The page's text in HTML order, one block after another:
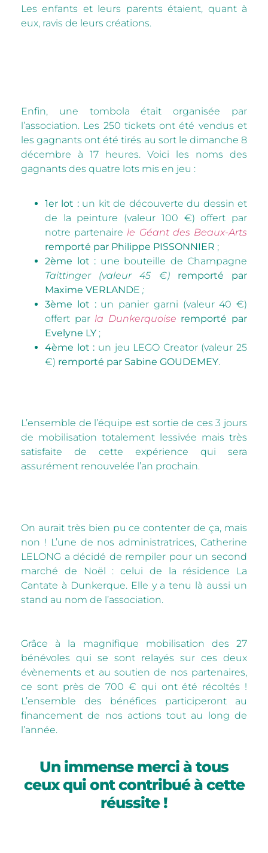
Les enfants et leurs parents étaient, quant à
eux, ravis de leurs créations.
Enfin, une tombola était organisée par
l’association. Les 250 tickets ont été vendus et
les gagnants ont été tirés au sort le dimanche 8
décembre à 17 heures. Voici les noms des
gagnants des quatre lots mis en jeu :
1er lot :un kit de découverte du dessin et
de la peinture (valeur 100 €) offert par
notre partenaire le Géant des Beaux-Arts
remporté par Philippe PISSONNIER ;
2ème lot : une bouteille de Champagne
Taittinger (valeur 45 €) remporté par
Maxime VERLANDE ;
3ème lot :un panier garni (valeur 40 €)
offert par la Dunkerquoise remporté par
Evelyne LY ;
4ème lot : un jeu LEGO Creator (valeur 25
€) remporté par Sabine GOUDEMEY.
L’ensemble de l’équipe est sortie de ces 3 jours
de mobilisation totalement lessivée mais très
satisfaite de cette expérience qui sera
assurément renouvelée l’an prochain.
On aurait très bien pu ce contenter de ça, mais
non ! L’une de nos administratrices, Catherine
LELONG a décidé de rempiler pour un second
marché de Noël : celui de la résidence La
Cantate à Dunkerque. Elle y a tenu là aussi un
stand au nom de l’association.
Grâce à la magnifique mobilisation des 27
bénévoles qui se sont relayés sur ces deux
évènements et au soutien de nos partenaires,
ce sont près de 700 € qui ont été récoltés !
L’ensemble des bénéfices participeront au
financement de nos actions tout au long de
l’année.
Un immense merci à tous
ceux qui ont contribué à cette
réussite !